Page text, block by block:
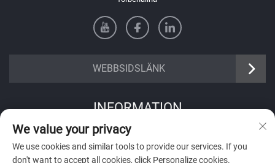
WEBBSIDSLÄNK
INFORMATION
Registrera dig för att få vårt veckovisa nyhetsbrev
We value your privacy
We use cookies and similar tools to provide our services. If you
don't want to accept all cookies, click Personalize cookies.